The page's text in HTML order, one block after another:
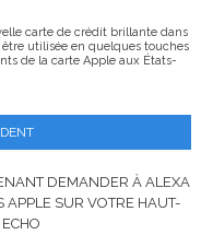
carte de crédit brillante dans
utilisée en quelques touches
de la carte Apple aux États-
DEMANDER À ALEXA
APPLE SUR VOTRE HAUT-